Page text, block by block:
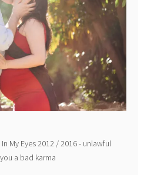
My Eyes 2012 / 2016 - unlawful
a bad karma